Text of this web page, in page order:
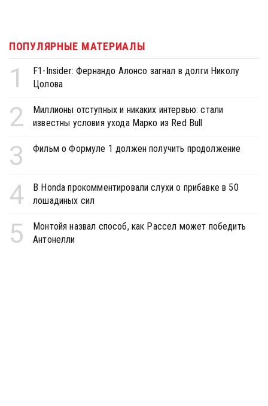
ПОПУЛЯРНЫЕ МАТЕРИАЛЫ
1
F1-Insider: Фернандо Алонсо загнал в долги Николу
Цолова
2
Миллионы отступных и никаких интервью: стали
известны условия ухода Марко из Red Bull
3 Фильм о Формуле 1 должен получить продолжение
4
В Honda прокомментировали слухи о прибавке в 50
лошадиных сил
5
Монтойя назвал способ, как Рассел может победить
Антонелли